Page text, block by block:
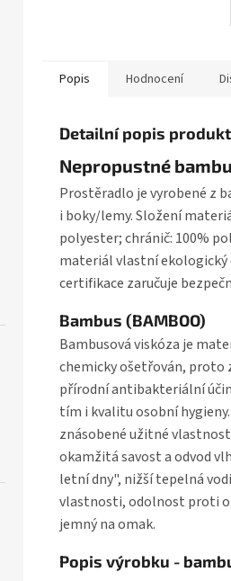
Popis Hodnocení
Detailní popis
Nepropustné
Prostěradlo je vyrobené z
i boky/lemy. Složení
polyester; chránič: 100%
materiál vlastní ekologický
certifikace zaručuje
Bambus (BAMBOO)
Bambusová viskóza je
chemicky ošetřován, proto
přírodní antibakteriální
tím i kvalitu osobní
znásobené užitné
okamžitá savost a odvod
letní dny", nižší tepelná
vlastnosti, odolnost proti
jemný na omak.
Popis výrobku -